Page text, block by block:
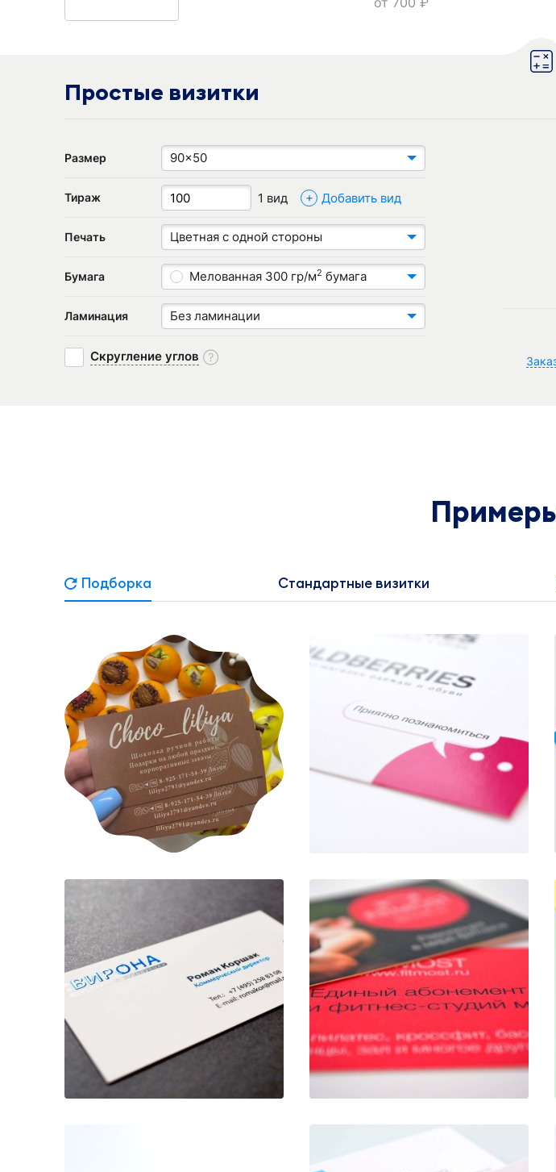
руб.
Простые визитки
Размер 90x50
Тираж 1 вид + Добавить вид
Печать Цветная с одной стороны
Бумага Мелованная 300 гр/м2 бумага
Ламинация Без ламинации
Скругление углов
Подборка Стандартные визитки